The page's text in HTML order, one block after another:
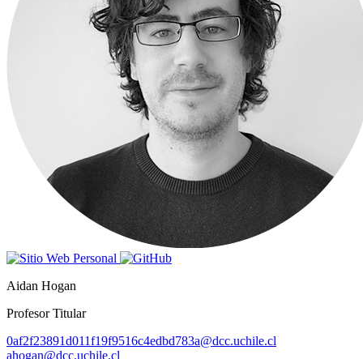
Aidan Hogan
Profesor Titular
0af2f23891d011f19f9516c4edbd783a@dcc.uchile.cl
ahogan@dcc.uchile.cl